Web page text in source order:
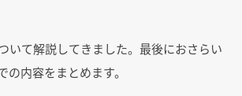
いて解説してきました。最後におさらい
の内容をまとめます。